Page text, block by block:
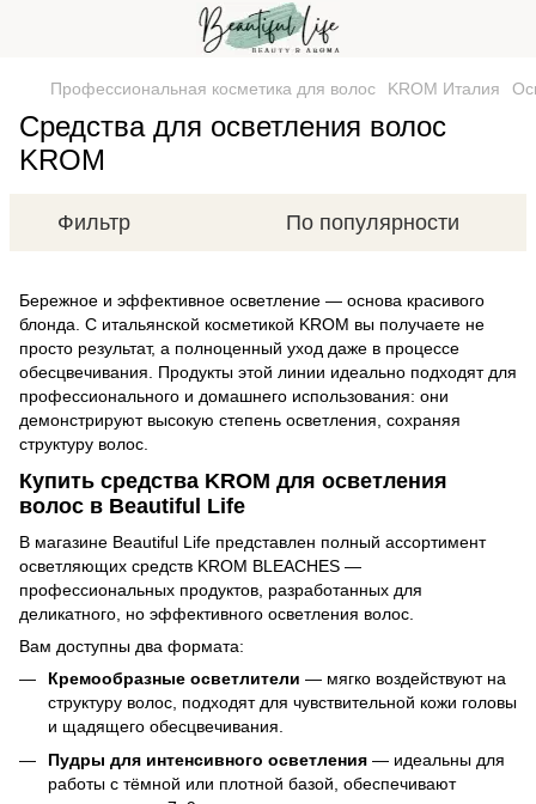
Профессиональная косметика для волос KROM Италия
Средства для осветления волос
KROM
Фильтр По популярности
Бережное и эффективное осветление — основа красивого
блонда. С итальянской косметикой KROM вы получаете не
просто результат, а полноценный уход даже в процессе
обесцвечивания. Продукты этой линии идеально подходят для
профессионального и домашнего использования: они
демонстрируют высокую степень осветления, сохраняя
структуру волос.
Купить средства KROM для осветления
волос в Beautiful Life
В магазине Beautiful Life представлен полный ассортимент
осветляющих средств KROM BLEACHES —
профессиональных продуктов, разработанных для
деликатного, но эффективного осветления волос.
Вам доступны два формата:
Кремообразные осветлители — мягко воздействуют на
структуру волос, подходят для чувствительной кожи головы
и щадящего обесцвечивания.
Пудры для интенсивного осветления — идеальны для
работы с тёмной или плотной базой, обеспечивают